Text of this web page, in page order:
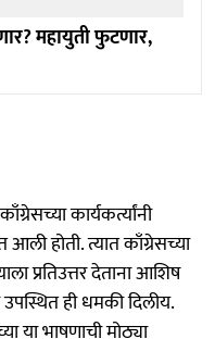
महायुती फुटणार,
कार्यकर्त्यांनी
आली होती. त्यात काँग्रेसच्या
प्रतिउत्तर देताना आशिष
ही धमकी दिलीय.
या भाषणाची मोठ्या